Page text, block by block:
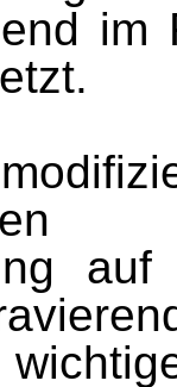
im